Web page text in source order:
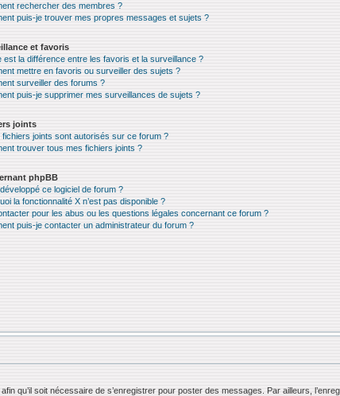
rechercher des membres ?
puis-je trouver mes propres messages et sujets ?
et favoris
est la différence entre les favoris et la surveillance ?
mettre en favoris ou surveiller des sujets ?
surveiller des forums ?
puis-je supprimer mes surveillances de sujets ?
joints
fichiers joints sont autorisés sur ce forum ?
trouver tous mes fichiers joints ?
phpBB
ce logiciel de forum ?
la fonctionnalité X n’est pas disponible ?
pour les abus ou les questions légales concernant ce forum ?
puis-je contacter un administrateur du forum ?
qu’il soit nécessaire de s’enregistrer pour poster des messages. Par ailleurs,